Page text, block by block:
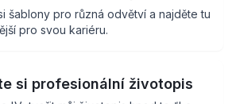
šablony pro různá odvětví a najděte tu
pro svou kariéru.
si profesionální životopis